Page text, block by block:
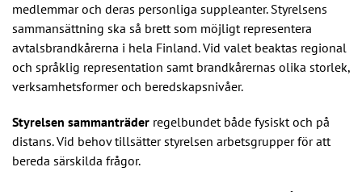
medlemmar och deras personliga suppleanter. Styrelsens
sammansättning ska så brett som möjligt representera
avtalsbrandkårerna i hela Finland. Vid valet beaktas regional
och språklig representation samt brandkårernas olika storlek,
verksamhetsformer och beredskapsnivåer.
Styrelsen sammanträder regelbundet både fysiskt och på
distans. Vid behov tillsätter styrelsen arbetsgrupper för att
bereda särskilda frågor.